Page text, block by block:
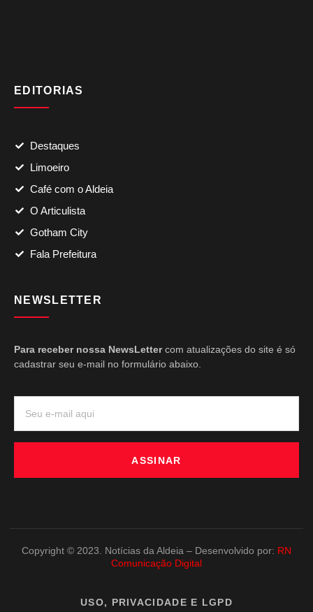
EDITORIAS
Destaques
Limoeiro
Café com o Aldeia
O Articulista
Gotham City
Fala Prefeitura
NEWSLETTER
Para receber nossa NewsLettercom atualizações do site é só
cadastrar seu e-mail no formulário abaixo.
ASSINAR
Copyright © 2023. Notícias da Aldeia – Desenvolvido por: RN
Comunicação Digital
USO, PRIVACIDADE E LGPD